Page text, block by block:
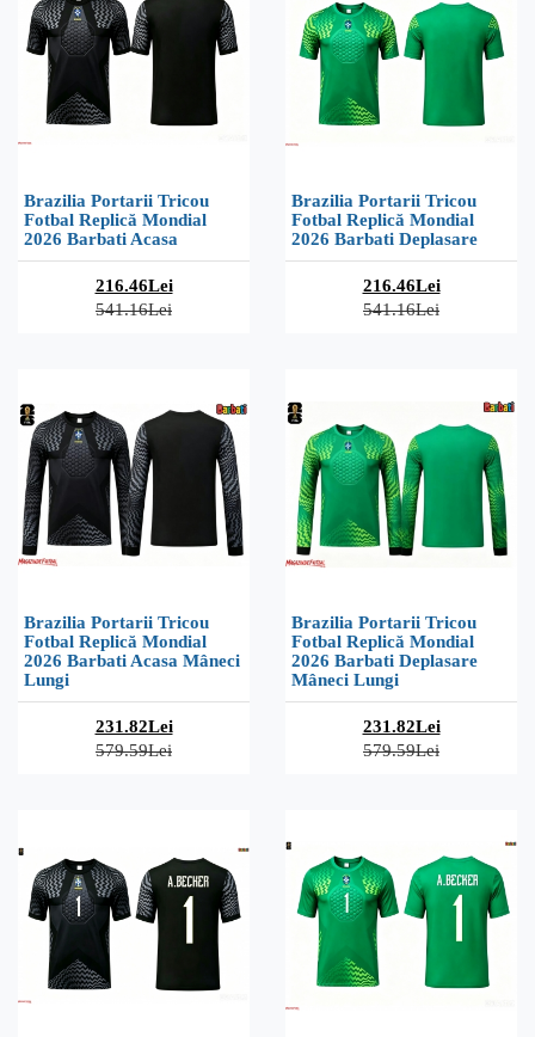
Brazilia Portarii Tricou
Fotbal Replică Mondial
2026 Barbati Acasa
216.46Lei
541.16Lei
Brazilia Portarii Tricou
Fotbal Replică Mondial
2026 Barbati Deplasare
216.46Lei
541.16Lei
Brazilia Portarii Tricou
Fotbal Replică Mondial
2026 Barbati Acasa Mâneci
Lungi
231.82Lei
579.59Lei
Brazilia Portarii Tricou
Fotbal Replică Mondial
2026 Barbati Deplasare
Mâneci Lungi
231.82Lei
579.59Lei